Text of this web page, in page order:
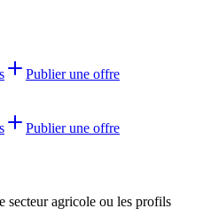
Publier une offre
Publier une offre
secteur agricole ou les profils